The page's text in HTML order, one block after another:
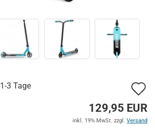
1-3 Tage
129,95 EUR
inkl. 19% MwSt. zzgl. Versand